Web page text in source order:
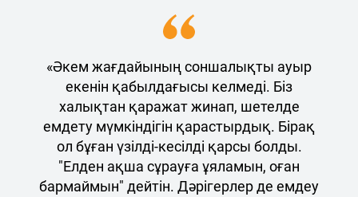
«Әкем жағдайының соншалықты ауыр
екенін қабылдағысы келмеді. Біз
халықтан қаражат жинап, шетелде
емдету мүмкіндігін қарастырдық. Бірақ
ол бұған үзілді-кесілді қарсы болды.
"Елден ақша сұрауға ұяламын, оған
бармаймын" дейтін. Дәрігерлер де емдеу